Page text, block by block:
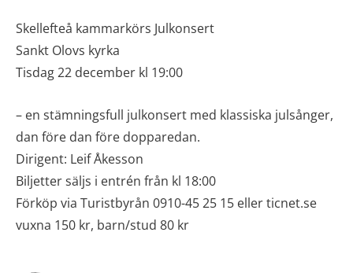
Skellefteå kammarkörs Julkonsert
Sankt Olovs kyrka
Tisdag 22 december kl 19:00
– en stämningsfull julkonsert med klassiska julsånger,
dan före dan före dopparedan.
Dirigent: Leif Åkesson
Biljetter säljs i entrén från kl 18:00
Förköp via Turistbyrån 0910-45 25 15 eller ticnet.se
vuxna 150 kr, barn/stud 80 kr